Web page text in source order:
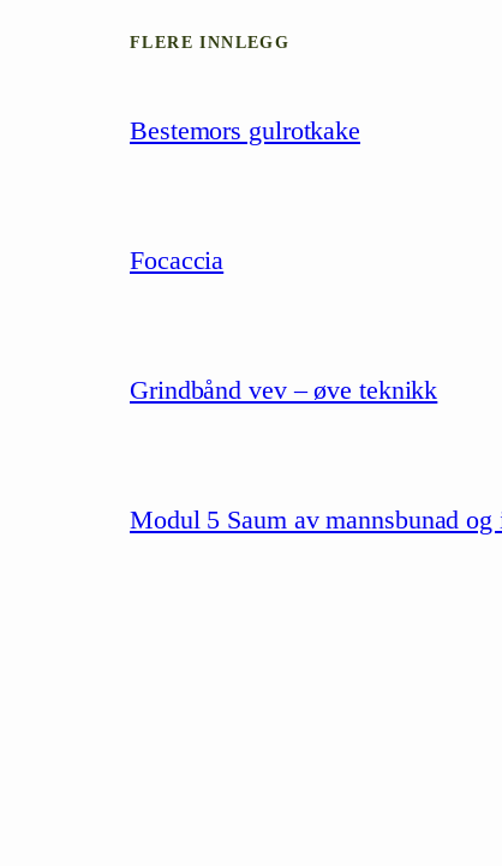
FLERE INNLEGG
Bestemors gulrotkake
Focaccia
Grindbånd vev – øve teknikk
Modul 5 Saum av mannsbunad